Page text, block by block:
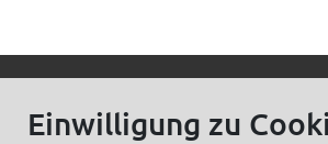
Einwilligung zu